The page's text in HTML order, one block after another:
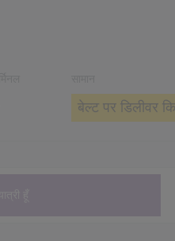
बेल्ट पर डिलीवर